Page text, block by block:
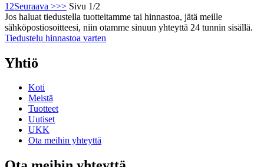
1 2Seuraava >>> Sivu 1/2
Jos haluat tiedustella tuotteitamme tai hinnastoa, jätä meille
sähköpostiosoitteesi, niin otamme sinuun yhteyttä 24 tunnin sisällä.
Tiedustelu hinnastoa varten
Yhtiö
Koti
Meistä
Tuotteet
Uutiset
UKK
Ota meihin yhteyttä